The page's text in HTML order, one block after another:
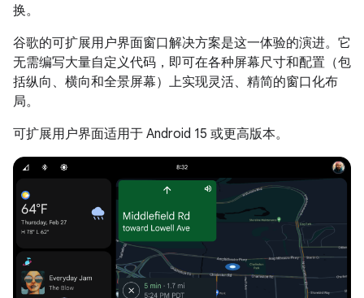
换。
谷歌的可扩展用户界面窗口解决方案是这一体验的演进。它
无需编写大量自定义代码，即可在各种屏幕尺寸和配置（包
括纵向、横向和全景屏幕）上实现灵活、精简的窗口化布
局。
可扩展用户界面适用于 Android 15 或更高版本。